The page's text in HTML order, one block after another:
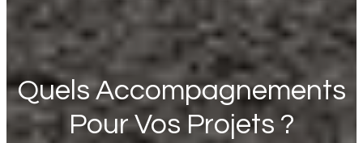
Quels Accompagnements
Pour Vos Projets ?